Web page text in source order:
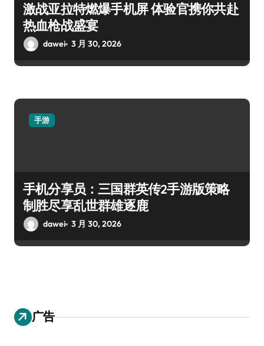
激战亚拉特燃爆手机屏 体验官携你共赴
热血枪战盛宴
dawei 3 月 30, 2026
手游
手机分享员：三国群英传2手游版策略
制胜尽享乱世群雄逐鹿
dawei 3 月 30, 2026
广告